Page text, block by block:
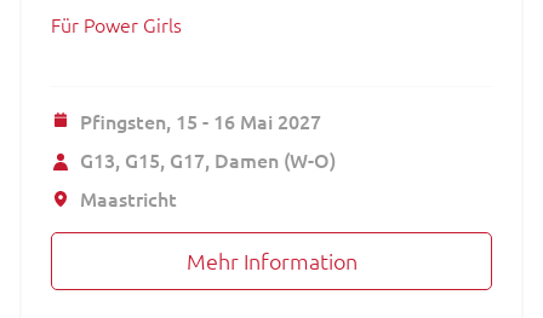
Für Power Girls
Pfingsten, 15 - 16 Mai 2027
G13 G15 G17 Damen (W-O)
Maastricht
Mehr Information